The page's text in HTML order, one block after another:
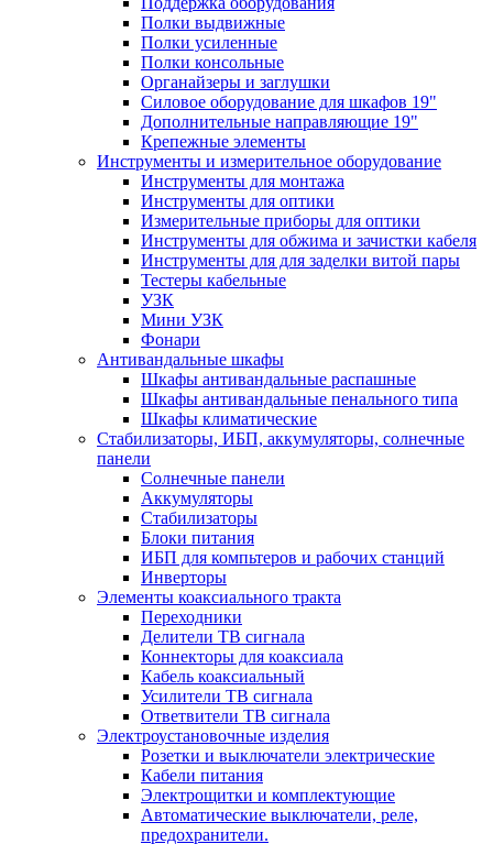
Полки выдвижные
Полки усиленные
Полки консольные
Органайзеры и заглушки
Силовое оборудование для шкафов 19"
Дополнительные направляющие 19"
Крепежные элементы
Инструменты и измерительное оборудование
Инструменты для монтажа
Инструменты для оптики
Измерительные приборы для оптики
Инструменты для обжима и зачистки кабеля
Инструменты для для заделки витой пары
Тестеры кабельные
УЗК
Мини УЗК
Фонари
Антивандальные шкафы
Шкафы антивандальные распашные
Шкафы антивандальные пенального типа
Шкафы климатические
Стабилизаторы, ИБП, аккумуляторы, солнечные
панели
Солнечные панели
Аккумуляторы
Стабилизаторы
Блоки питания
ИБП для компьтеров и рабочих станций
Инверторы
Элементы коаксиального тракта
Переходники
Делители ТВ сигнала
Коннекторы для коаксиала
Кабель коаксиальный
Усилители ТВ сигнала
Ответвители ТВ сигнала
Электроустановочные изделия
Розетки и выключатели электрические
Кабели питания
Электрощитки и комплектующие
Автоматические выключатели, реле,
предохранители.